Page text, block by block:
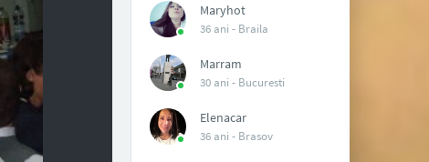
Maryhot
36 ani - Braila
Marram
30 ani - Bucuresti
Elenacar
36 ani - Brasov